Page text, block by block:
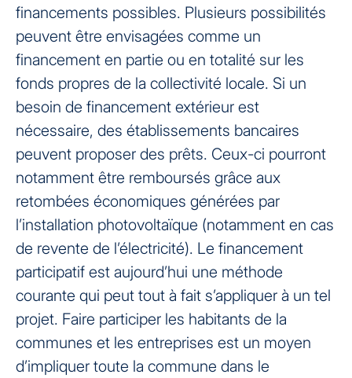
financements possibles. Plusieurs possibilités
peuvent être envisagées comme un
financement en partie ou en totalité sur les
fonds propres de la collectivité locale. Si un
besoin de financement extérieur est
nécessaire, des établissements bancaires
peuvent proposer des prêts. Ceux-ci pourront
notamment être remboursés grâce aux
retombées économiques générées par
l’installation photovoltaïque (notamment en cas
de revente de l’électricité). Le financement
participatif est aujourd’hui une méthode
courante qui peut tout à fait s’appliquer à un tel
projet. Faire participer les habitants de la
communes et les entreprises est un moyen
d’impliquer toute la commune dans le